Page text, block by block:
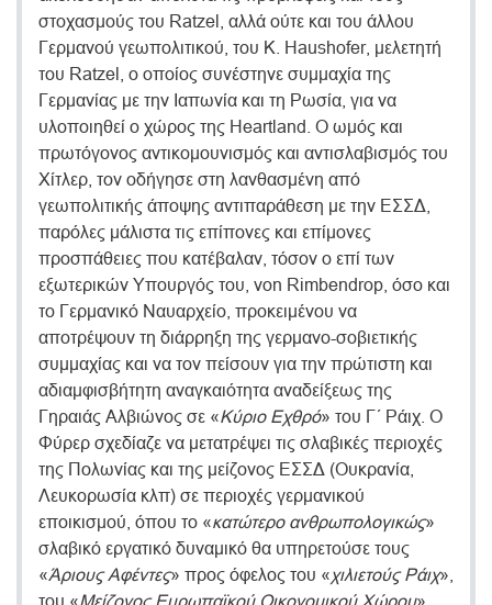
στοχασμούς του Ratzel, αλλά ούτε και του άλλου
Γερμανού γεωπολιτικού, του Κ. Haushofer, μελετητή
του Ratzel, ο οποίος συνέστηνε συμμαχία της
Γερμανίας με την Ιαπωνία και τη Ρωσία, για να
υλοποιηθεί ο χώρος της Heartland. Ο ωμός και
πρωτόγονος αντικομουνισμός και αντισλαβισμός του
Χίτλερ, τον οδήγησε στη λανθασμένη από
γεωπολιτικής άποψης αντιπαράθεση με την ΕΣΣΔ,
παρόλες μάλιστα τις επίπονες και επίμονες
προσπάθειες που κατέβαλαν, τόσον ο επί των
εξωτερικών Υπουργός του, von Rimbendrop, όσο και
το Γερμανικό Ναυαρχείο, προκειμένου να
αποτρέψουν τη διάρρηξη της γερμανο-σοβιετικής
συμμαχίας και να τον πείσουν για την πρώτιστη και
αδιαμφισβήτητη αναγκαιότητα αναδείξεως της
Γηραιάς Αλβιώνος σε «Κύριο Εχθρό» του Γ΄ Ράιχ. Ο
Φύρερ σχεδίαζε να μετατρέψει τις σλαβικές περιοχές
της Πολωνίας και της μείζονος ΕΣΣΔ (Ουκρανία,
Λευκορωσία κλπ) σε περιοχές γερμανικού
εποικισμού, όπου το «κατώτερο ανθρωπολογικώς»
σλαβικό εργατικό δυναμικό θα υπηρετούσε τους
«Άριους Αφέντες» προς όφελος του «χιλιετούς Ράιχ»,
του «Μείζονος Ευρωπαϊκού Οικονομικού Χώρου».